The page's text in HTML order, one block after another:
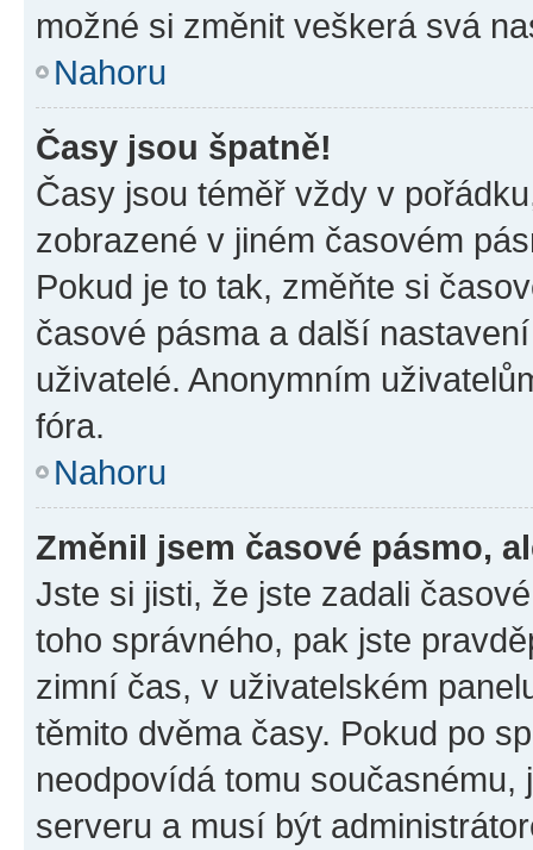
možné si změnit veškerá svá
Nahoru
Časy jsou špatně!
Časy jsou téměř vždy v
zobrazené v jiném časovém
Pokud je to tak, změňte si
časové pásma a další
uživatelé. Anonymním
fóra.
Nahoru
Změnil jsem časové pásmo,
Jste si jisti, že jste zadali
toho správného, pak jste
zimní čas, v uživatelském
těmito dvěma časy. Pokud po
neodpovídá tomu
serveru a musí být